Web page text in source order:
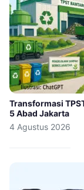
Transformasi
5 Abad Jakarta
4 Agustus 2026